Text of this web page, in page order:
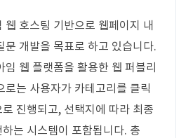
웹 호스팅 기반으로 웹페이지 내
문 개발을 목표로 하고 있습니다.
임 웹 플랫폼을 활용한 웹 퍼블리
로는 사용자가 카테고리를 클릭
진행되고, 선택지에 따라 최종
는 시스템이 포함됩니다. 총